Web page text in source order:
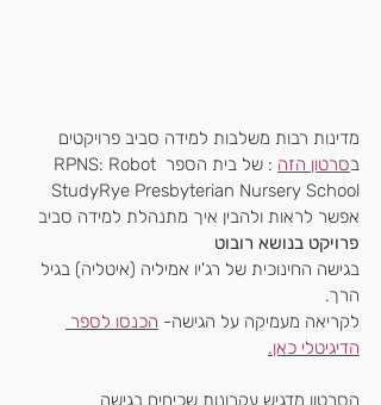
מדינות רבות משלבות למידה סביב פרויקטים
בסרטון הזה
: של בית הספר RPNS: Robot
StudyRye Presbyterian Nursery School
אפשר לראות ולהבין איך מתנהלת למידה סביב
פרויקט בנושא רובוט
בגישה החינוכית של רג'יו אמיליה (איטליה) בגיל
הרך.
לקריאה מעמיקה על הגישה- הכנסו לספר
הדיגיטלי כאן.
הסרטון מדגיש עקרונות שכיחים בגישה